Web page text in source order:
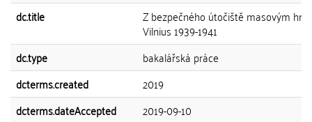
dc.title
Z bezpečného útočiště masovým
Vilnius 1939-1941
dc.type
bakalářská práce
dcterms.created
2019
dcterms.dateAccepted
2019-09-10